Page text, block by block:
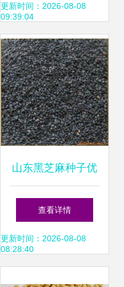
生感受农学之美_
央广网
更新时间：2026-08-08
09:39:04
山东黑芝麻种子优
质供应 种植要点与
厂家推荐
查看详情
更新时间：2026-08-08
08:28:40